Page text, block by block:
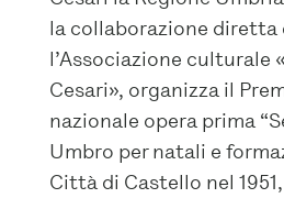
la collaborazione diretta
l’Associazione culturale
Cesari», organizza il
nazionale opera prima
Umbro per natali e
Città di Castello nel